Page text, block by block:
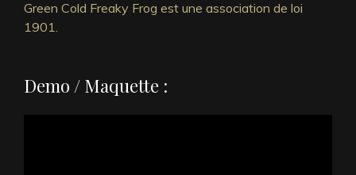
Green Cold Freaky Frog est une association de loi
1901.
Demo / Maquette :